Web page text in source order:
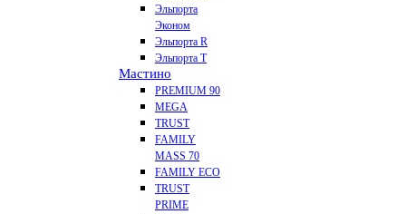
Эльпорта
Эконом
Эльпорта R
Эльпорта Т
Мастино
PREMIUM 90
MEGA
TRUST
FAMILY
MASS 70
FAMILY ECO
TRUST
PRIME